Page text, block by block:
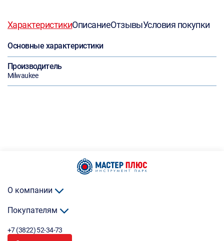
ХарактеристикиОписаниеОтзывыУсловия покупки
Основные характеристики
Производитель
Milwaukee
О компании
Покупателям
+7 (3822) 52-34-73